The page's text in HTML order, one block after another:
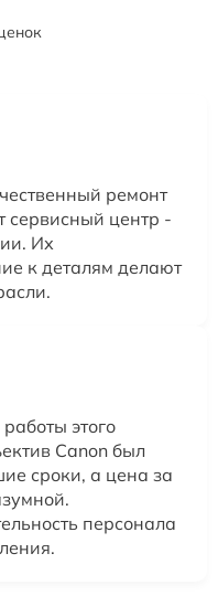
ремонт
сервисный центр -
Их
к деталям делают
этого
Canon был
сроки, а цена за
персонала